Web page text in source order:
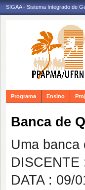
SIGAA - Sistema Integrado de
Programa Ensino
Banca de
Uma banca
DISCENTE
DATA : 09/